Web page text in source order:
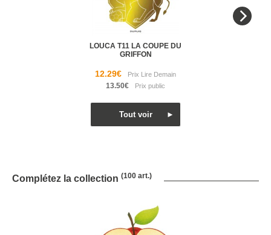
LOUCA T11 LA COUPE DU
GRIFFON
12.29€
13.50€
Complétez la collection (100 art.)